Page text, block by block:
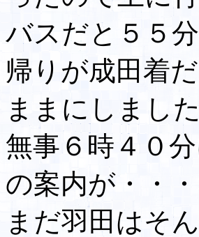
バスだと５５
帰りが成田着
ままにしました
無事６時４０
の案内が・・
まだ羽田はそ